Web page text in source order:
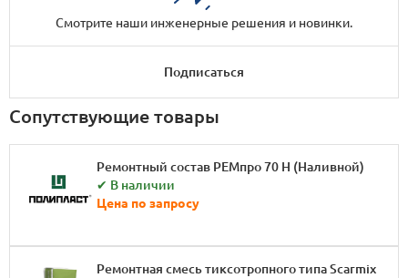
Смотрите наши инженерные решения и новинки.
Подписаться
Сопутствующие товары
Ремонтный состав РЕМпро 70 Н (Наливной)
✔ В наличии
Цена по запросу
Ремонтная смесь тиксотропного типа Scarmix